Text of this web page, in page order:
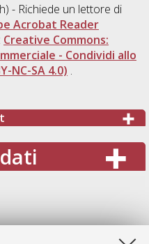
- Richiede un lettore di
Acrobat Reader
Creative Commons:
- Condividi allo
NC-SA 4.0) .